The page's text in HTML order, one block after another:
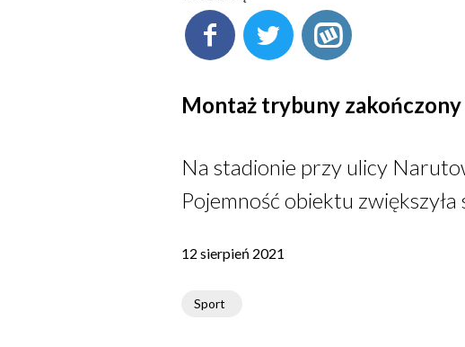
Montaż trybuny zakończony
Na stadionie przy ulicy
Pojemność obiektu
12 sierpień 2021
Sport